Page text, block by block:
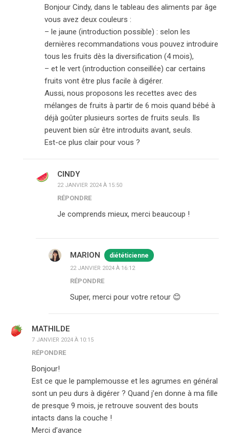
Bonjour Cindy, dans le tableau des aliments par âge
vous avez deux couleurs :
– le jaune (introduction possible) : selon les
dernières recommandations vous pouvez introduire
tous les fruits dès la diversification (4 mois),
– et le vert (introduction conseillée) car certains
fruits vont être plus facile à digérer.
Aussi, nous proposons les recettes avec des
mélanges de fruits à partir de 6 mois quand bébé à
déjà goûter plusieurs sortes de fruits seuls. Ils
peuvent bien sûr être introduits avant, seuls.
Est-ce plus clair pour vous ?
CINDY
22 JANVIER 2024 À 15:50
RÉPONDRE
Je comprends mieux, merci beaucoup !
MARION diététicienne
22 JANVIER 2024 À 16:12
RÉPONDRE
Super, merci pour votre retour 😊
MATHILDE
7 JANVIER 2024 À 10:15
RÉPONDRE
Bonjour!
Est ce que le pamplemousse et les agrumes en général
sont un peu durs à digérer ? Quand j’en donne à ma fille
de presque 9 mois, je retrouve souvent des bouts
intacts dans la couche !
Merci d’avance